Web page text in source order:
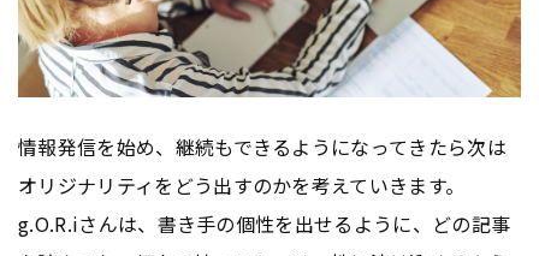
情報発信を始め、継続もできるようになってきたら次は
オリジナリティをどう出すのかを考えていきます。
g.O.R.iさんは、書き手の個性を出せるように、どの記事